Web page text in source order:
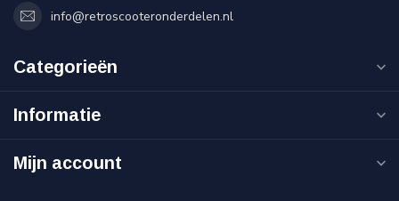
info@retroscooteronderdelen.nl
Categorieën
Informatie
Mijn account